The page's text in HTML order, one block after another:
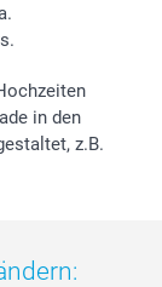
in den
z.B.